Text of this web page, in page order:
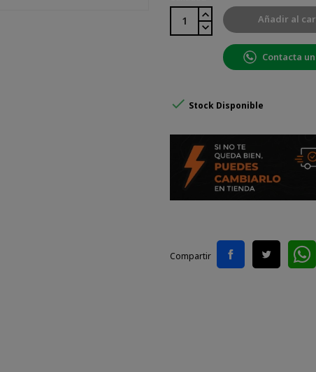
Añadir al
Contacta
 Stock Disponible
Compartir